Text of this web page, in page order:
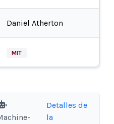
Daniel Atherton
MIT
Detalles de
la